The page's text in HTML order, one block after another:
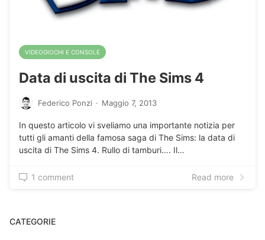
VIDEOGIOCHI E CONSOLE
Data di uscita di The Sims 4
Federico Ponzi · Maggio 7, 2013
In questo articolo vi sveliamo una importante notizia per
tutti gli amanti della famosa saga di The Sims: la data di
uscita di The Sims 4. Rullo di tamburi…. Il…
1 comment Read more
CATEGORIE